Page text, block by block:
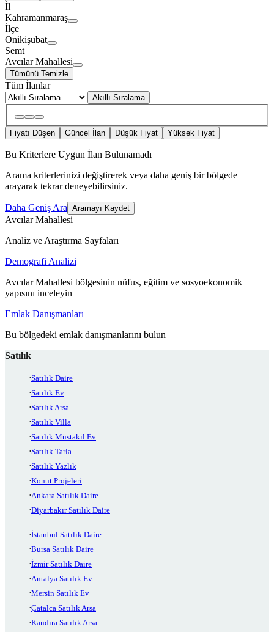
İl
Kahramanmaraş
İlçe
Onikişubat
Semt
Avcılar Mahallesi
Tümünü Temizle
Tüm İlanlar
Akıllı Sıralama
Fiyatı Düşen Güncel İlan Düşük Fiyat Yüksek Fiyat
Bu Kriterlere Uygun İlan Bulunamadı
Arama kriterlerinizi değiştirerek veya daha geniş bir bölgede
arayarak tekrar deneyebilirsiniz.
Daha Geniş Ara Aramayı Kaydet
Avcılar Mahallesi
Analiz ve Araştırma Sayfaları
Demografi Analizi
Avcılar Mahallesi bölgesinin nüfus, eğitim ve sosyoekonomik
yapısını inceleyin
Emlak Danışmanları
Bu bölgedeki emlak danışmanlarını bulun
Satılık
Satılık Daire
Satılık Ev
Satılık Arsa
Satılık Villa
Satılık Müstakil Ev
Satılık Tarla
Satılık Yazlık
Konut Projeleri
Ankara Satılık Daire
Diyarbakır Satılık Daire
İstanbul Satılık Daire
Bursa Satılık Daire
İzmir Satılık Daire
Antalya Satılık Ev
Mersin Satılık Ev
Çatalca Satılık Arsa
Kandıra Satılık Arsa